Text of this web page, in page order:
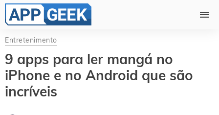
Entretenimento
9 apps para ler mangá no
iPhone e no Android que são
incríveis